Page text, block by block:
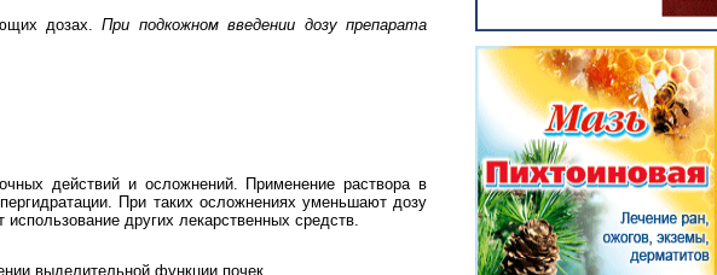
дозах.При подкожном введении дозу препарата
действий и осложнений. Применение раствора в
При таких осложнениях уменьшают дозу
других лекарственных средств.
выделительной функции почек.